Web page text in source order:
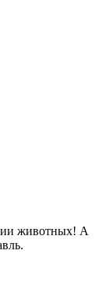
животных! А